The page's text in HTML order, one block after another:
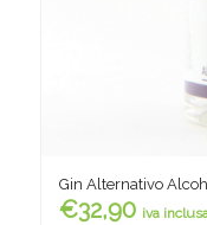
Gin Alternativo
€32,90 iva